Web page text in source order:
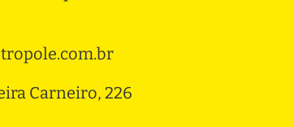
Carneiro, 226